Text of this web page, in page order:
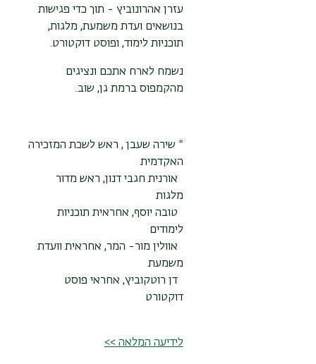
עזרן אהרונוביץ - תוך כדי פגישות
בנושאים ועדת משמעת, מלגות,
תוכניות לימוד, ופוסט דוקטורט.
נשמח לארח אתכם ונציגים
מהקמפוס ברמת גן, שוב.
* שירה שעבן , ראש לשכת המזכירה
האקדמית
אורנית חגבי דנון, ראש מדור
מלגות
טובה יוסף, אחראית תוכניות
לימודים
אוולין מור- המר, אחראית וועדת
משמעת
דן רוטקוביץ, אחראי פוסט
דוקטורט
לידיעה המלאה >>